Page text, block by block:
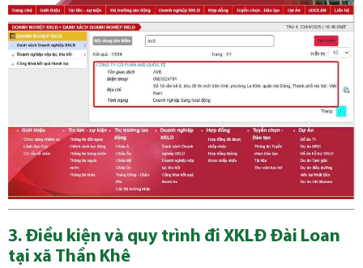
3. Điều kiện và quy trình đi XKLĐ Đài Loan
tại xã Thần Khê